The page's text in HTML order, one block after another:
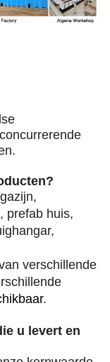
prefab huis,
verschillende
.
u levert en